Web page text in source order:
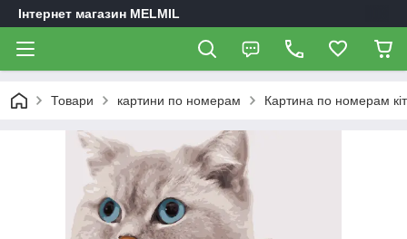
Інтернет магазин MELMIL
Товари картини по номерам Картина по номерам